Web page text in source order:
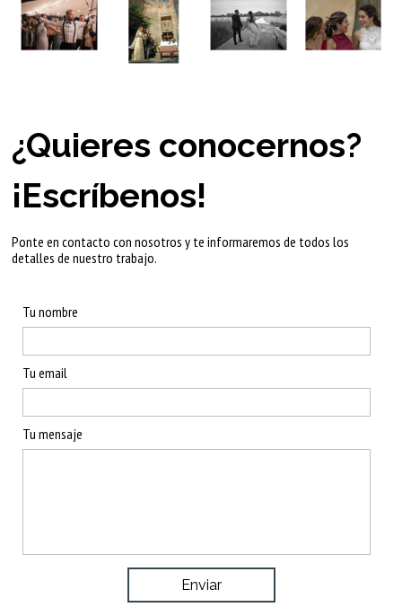
¿Quieres conocernos?
¡Escríbenos!
Ponte en contacto con nosotros y te informaremos de todos los
detalles de nuestro trabajo.
Tu nombre
Tu email
Tu mensaje